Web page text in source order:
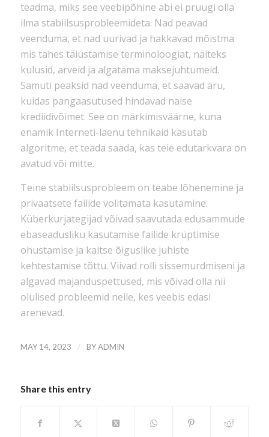
teadma, miks see veebipõhine abi ei pruugi olla
ilma stabiilsusprobleemideta. Nad peavad
veenduma, et nad uurivad ja hakkavad mõistma
mis tahes täiustamise terminoloogiat, näiteks
kulusid, arveid ja algatama maksejuhtumeid.
Samuti peaksid nad veenduma, et saavad aru,
kuidas pangaasutused hindavad naise
krediidivõimet. See on märkimisväärne, kuna
enamik Interneti-laenu tehnikaid kasutab
algoritme, et teada saada, kas teie edutarkvara on
avatud või mitte.
Teine stabiilsusprobleem on teabe lõhenemine ja
privaatsete failide volitamata kasutamine.
Küberkurjategijad võivad saavutada edusammude
ebaseadusliku kasutamise failide krüptimise
ohustamise ja kaitse õiguslike juhiste
kehtestamise tõttu. Viivad rolli sissemurdmiseni ja
algavad majanduspettused, mis võivad olla nii
olulised probleemid neile, kes veebis edasi
arenevad.
MAY 14, 2023 / BYADMIN
Share this entry